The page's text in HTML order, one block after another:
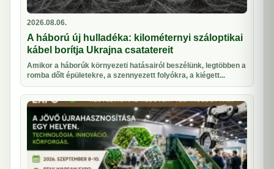
2026.08.06.
A háború új hulladéka: kilométernyi száloptikai
kábel borítja Ukrajna csatatereit
Amikor a háborúk környezeti hatásairól beszélünk, legtöbben a
romba dőlt épületekre, a szennyezett folyókra, a kiégett...